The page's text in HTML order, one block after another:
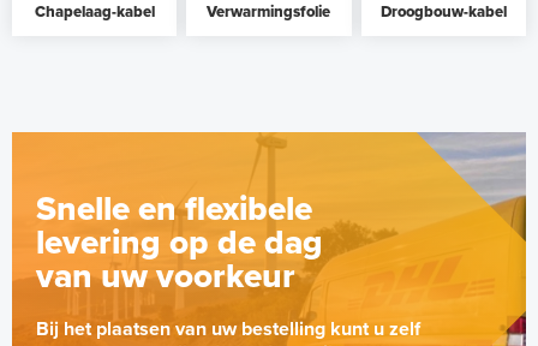
Chapelaag-kabel Verwarmingsfolie Droogbouw-kabel
Snelle en flexibele
levering op de dag
van uw voorkeur
Bij het plaatsen van uw bestelling kunt u zelf